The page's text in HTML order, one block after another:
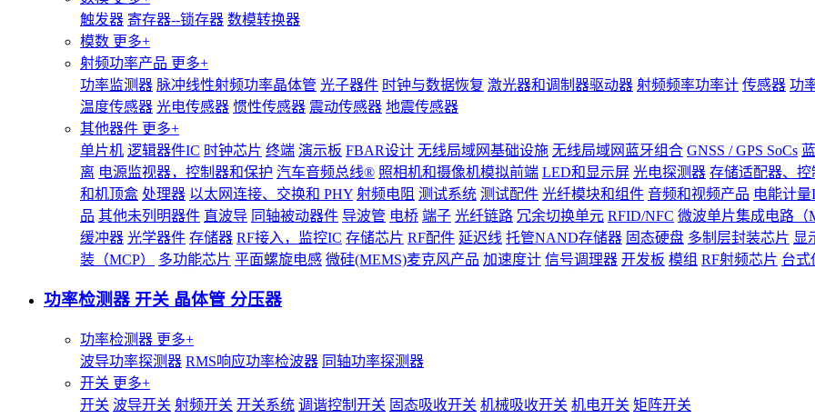
触发器 寄存器--锁存器 数模转换器
模数 更多+
射频功率产品 更多+
功率监测器 脉冲线性射频功率晶体管 光子器件 时钟与数据恢复 激光器和调制器驱动器 射频频率功率计 传感器 功
温度传感器 光电传感器 惯性传感器 震动传感器 地震传感器
其他器件 更多+
单片机 逻辑器件IC 时钟芯片 终端 演示板 FBAR设计 无线局域网基础设施 无线局域网蓝牙组合 GNSS / GPS SoCs
离 电源监视器，控制器和保护 汽车音频总线® 照相机和摄像机模拟前端 LED和显示屏 光电探测器 存储适配器、控
和机顶盒 处理器 以太网连接、交换和 PHY 射频电阻 测试系统 测试配件 光纤模块和组件 音频和视频产品 电能计量
品 其他未列明器件 直波导 同轴被动器件 导波管 电桥 端子 光纤链路 冗余切换单元 RFID/NFC 微波单片集成电路（
缓冲器 光学器件 存储器 RF接入，监控IC 存储芯片 RF配件 延迟线 托管NAND存储器 固态硬盘 多制层封装芯片 显
装（MCP）
多功能芯片 平面螺旋电感 微硅(MEMS)麦克风产品 加速度计 信号调理器 开发板 模组 RF射频芯片 台式
功率检测器 开关 晶体管 分压器
功率检测器 更多+
波导功率探测器 RMS响应功率检波器 同轴功率探测器
开关 更多+
开关 波导开关 射频开关 开关系统 调谐控制开关 固态吸收开关 机械吸收开关 机电开关 矩阵开关